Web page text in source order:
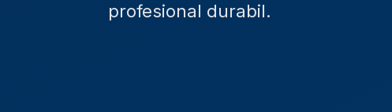
profesional durabil.